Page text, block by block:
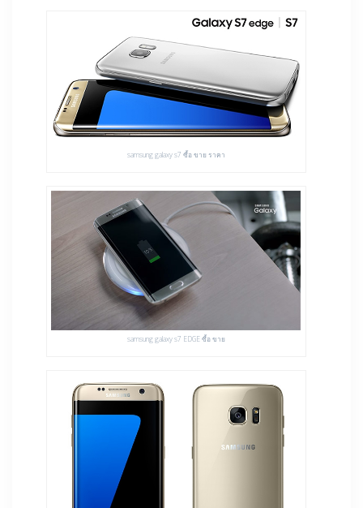
samsung galaxy s7 ซื้อ ขาย ราคา
samsung galaxy s7 EDGE ซื้อ ขาย